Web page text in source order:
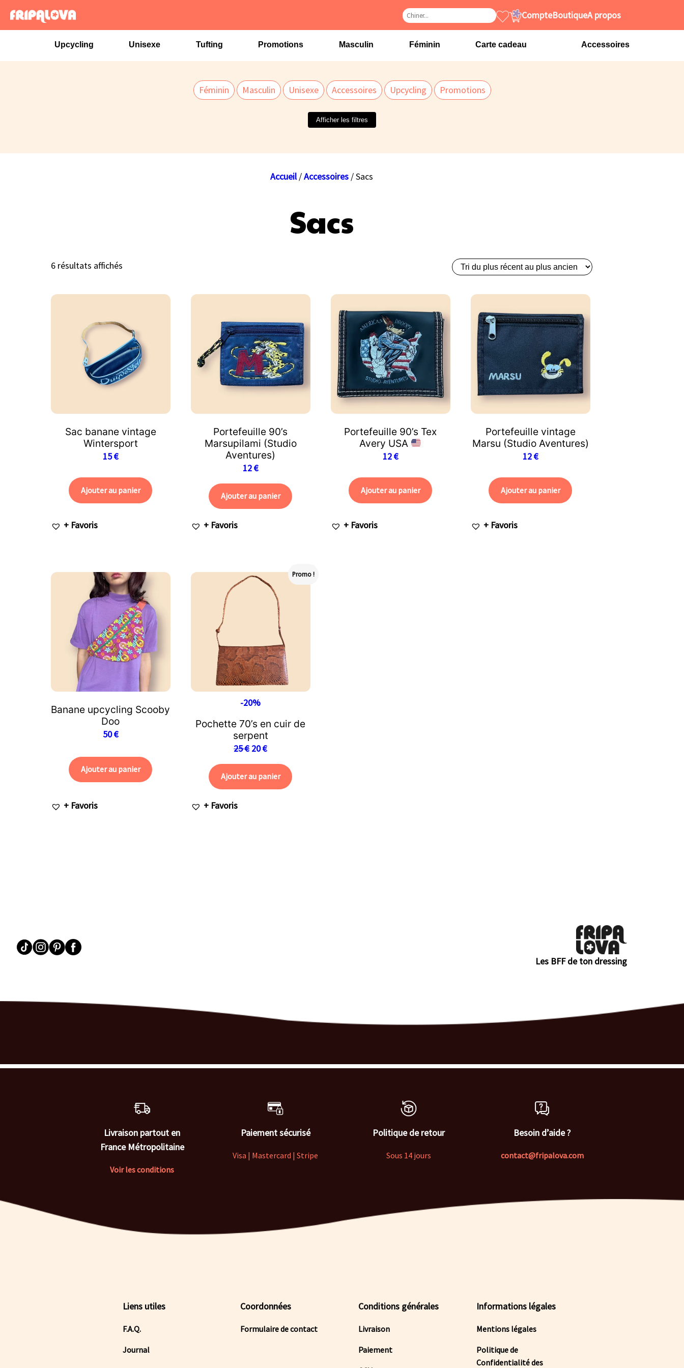
CompteBoutiqueA propos
Upcycling Unisexe Tufting Promotions Masculin Féminin Carte cadeau Accessoires
Féminin Masculin Unisexe Accessoires Upcycling Promotions
Afficher les filtres
Accueil/Accessoires / Sacs
Sacs
6 résultats affichés
Sac banane vintage
Wintersport
15€
Ajouter au panier
+ Favoris
Portefeuille 90’s
Marsupilami (Studio
Aventures)
12€
Ajouter au panier
+ Favoris
Portefeuille 90’s Tex
Avery USA
12€
Ajouter au panier
+ Favoris
Portefeuille vintage
Marsu (Studio Aventures)
12€
Ajouter au panier
+ Favoris
Banane upcycling Scooby
Doo
50€
Ajouter au panier
+ Favoris
Promo !
-20%
Pochette 70’s en cuir de
serpent
25€ 20€
Ajouter au panier
+ Favoris
Les BFF de ton dressing
Livraison partout en
France Métropolitaine
Voir les conditions
Paiement sécurisé
Visa | Mastercard | Stripe
Politique de retour
Sous 14 jours
Besoin d’aide ?
contact@fripalova.com
Liens utiles
F.A.Q.
Journal
Coordonnées
Formulaire de contact
Conditions générales
Livraison
Paiement
Informations légales
Mentions légales
Politique de
Confidentialité des